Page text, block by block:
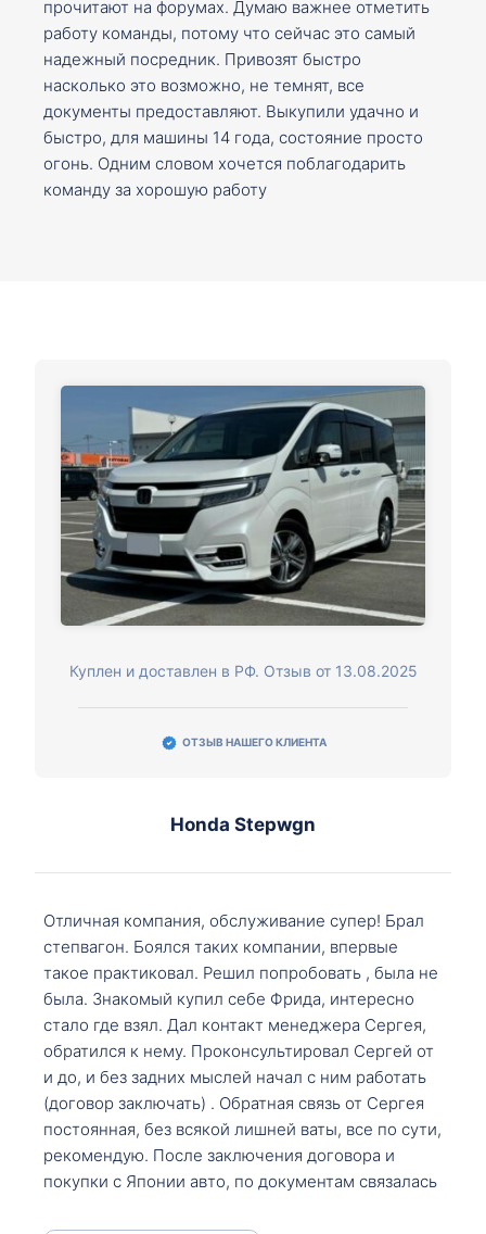
прочитают на форумах. Думаю важнее отметить
работу команды, потому что сейчас это самый
надежный посредник. Привозят быстро
насколько это возможно, не темнят, все
документы предоставляют. Выкупили удачно и
быстро, для машины 14 года, состояние просто
огонь. Одним словом хочется поблагодарить
команду за хорошую работу
Куплен и доставлен в РФ. Отзыв от 13.08.2025
ОТЗЫВ НАШЕГО КЛИЕНТА
Honda Stepwgn
Отличная компания, обслуживание супер! Брал
степвагон. Боялся таких компании, впервые
такое практиковал. Решил попробовать , была не
была. Знакомый купил себе Фрида, интересно
стало где взял. Дал контакт менеджера Сергея,
обратился к нему. Проконсультировал Сергей от
и до, и без задних мыслей начал с ним работать
(договор заключать) . Обратная связь от Сергея
постоянная, без всякой лишней ваты, все по сути,
рекомендую. После заключения договора и
покупки с Японии авто, по документам связалась